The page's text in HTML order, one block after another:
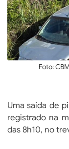
Foto:
Uma saída de
registrado na
das 8h10, no